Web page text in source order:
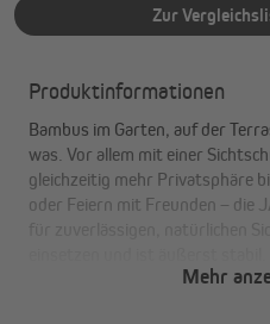
Zur
Produktinformationen
Bambus im Garten, auf der
was. Vor allem mit einer
gleichzeitig mehr Privatsphäre
oder Feiern mit Freunden – die
Mehr